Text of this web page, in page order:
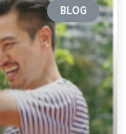
BLOG